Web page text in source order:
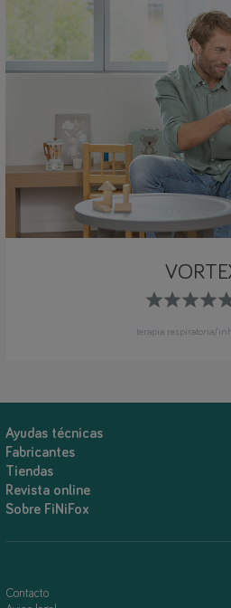
terapia respiratoria/
Ayudas técnicas
Fabricantes
Tiendas
Revista online
Sobre FiNiFox
Contacto